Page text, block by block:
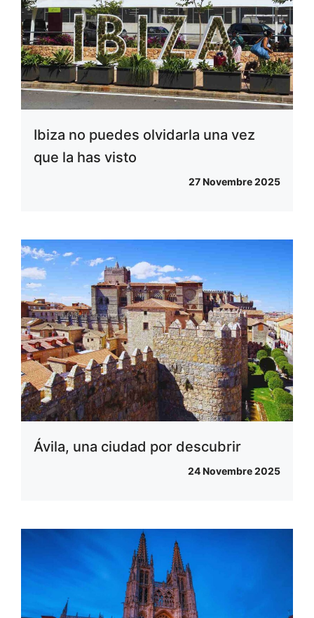
Ibiza no puedes olvidarla una vez
que la has visto
27 Novembre 2025
Ávila, una ciudad por descubrir
24 Novembre 2025